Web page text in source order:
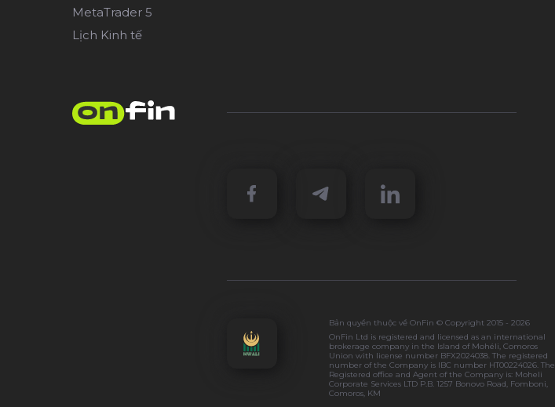
OnFin Ltd is registered and licensed as an international
brokerage company in the Island of Mohéli, Comoros
Union with license number BFX2024038. The registered
number of the Company is IBC number HT00224026. The
Registered office and Agent of the Company is: Moheli
Corporate Services LTD P.B. 1257 Bonovo Road, Fomboni,
Comoros, KM
Bản quyền thuộc về OnFin © Copyright 2015 - 2026
MetaTrader 5
Lịch Kinh tế